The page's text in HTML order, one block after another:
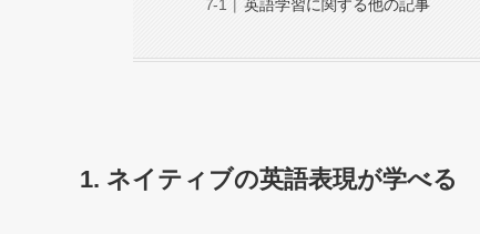
英語学習に関する他の記事
1. ネイティブの英語表現が学べる